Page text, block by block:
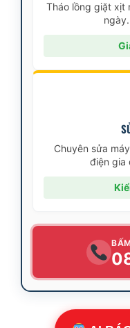
Tháo lồng giặt xịt
Chuyên sửa
điện gia